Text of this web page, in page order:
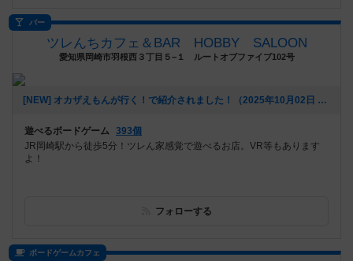
バー
ツレんちカフェ＆BAR HOBBY SALOON
愛知県岡崎市羽根西３丁目５−１ ルートオブファイブ102号
[NEW] オカザえもんが行く！で紹介されました！（2025年10月02日 18時35分）
遊べるボードゲーム 393個
JR岡崎駅から徒歩5分！ツレん家感覚で遊べるお店。VR等もあります
よ！
フォローする
ボードゲームカフェ